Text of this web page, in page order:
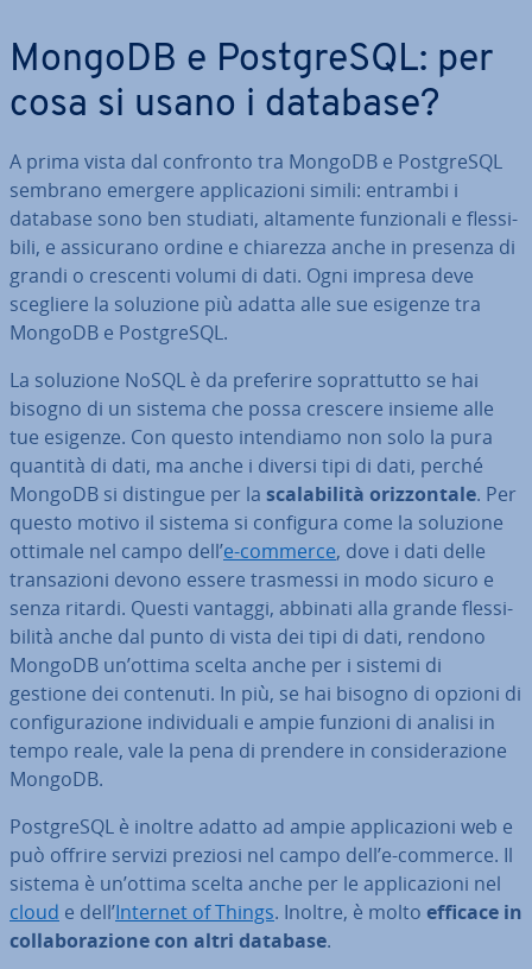
MongoDB e Post­gre­SQL: per
cosa si usano i database?
A prima vista dal confronto tra MongoDB e Post­gre­SQL
sembrano emergere ap­pli­ca­zio­ni simili: entrambi i
database sono ben studiati, altamente fun­zio­na­li e fles­si­
bi­li, e as­si­cu­ra­no ordine e chiarezza anche in presenza di
grandi o crescenti volumi di dati. Ogni impresa deve
scegliere la soluzione più adatta alle sue esigenze tra
MongoDB e Post­gre­SQL.
La soluzione NoSQL è da preferire so­prat­tut­to se hai
bisogno di un sistema che possa crescere insieme alle
tue esigenze. Con questo in­ten­dia­mo non solo la pura
quantità di dati, ma anche i diversi tipi di dati, perché
MongoDB si distingue per la sca­la­bi­li­tà oriz­zon­ta­le. Per
questo motivo il sistema si configura come la soluzione
ottimale nel campo dell’e-commerce, dove i dati delle
tran­sa­zio­ni devono essere trasmessi in modo sicuro e
senza ritardi. Questi vantaggi, abbinati alla grande fles­si­
bi­li­tà anche dal punto di vista dei tipi di dati, rendono
MongoDB un’ottima scelta anche per i sistemi di
gestione dei contenuti. In più, se hai bisogno di opzioni di
con­fi­gu­ra­zio­ne in­di­vi­dua­li e ampie funzioni di analisi in
tempo reale, vale la pena di prendere in con­si­de­ra­zio­ne
MongoDB.
Post­gre­SQL è inoltre adatto ad ampie ap­pli­ca­zio­ni web e
può offrire servizi preziosi nel campo dell’e-commerce. Il
sistema è un’ottima scelta anche per le ap­pli­ca­zio­ni nel
cloud e dell’Internet of Things. Inoltre, è molto efficace in
col­la­bo­ra­zio­ne con altri database.